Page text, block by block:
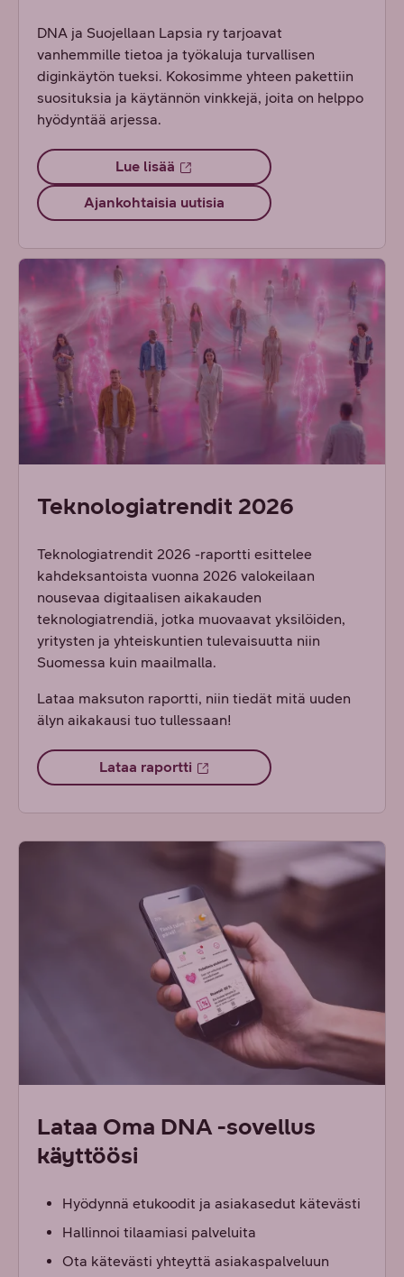
DNA ja Suojellaan Lapsia ry tarjoavat
vanhemmille tietoa ja työkaluja turvallisen
diginkäytön tueksi. Kokosimme yhteen pakettiin
suosituksia ja käytännön vinkkejä, joita on helppo
hyödyntää arjessa.
Lue lisää
Ajankohtaisia uutisia
Teknologiatrendit 2026
Teknologiatrendit 2026 -raportti esittelee
kahdeksantoista vuonna 2026 valokeilaan
nousevaa digitaalisen aikakauden
teknologiatrendiä, jotka muovaavat yksilöiden,
yritysten ja yhteiskuntien tulevaisuutta niin
Suomessa kuin maailmalla.
Lataa maksuton raportti, niin tiedät mitä uuden
älyn aikakausi tuo tullessaan!
Lataa raportti
Lataa Oma DNA -sovellus
käyttöösi
Hyödynnä etukoodit ja asiakasedut kätevästi
Hallinnoi tilaamiasi palveluita
Ota kätevästi yhteyttä asiakaspalveluun